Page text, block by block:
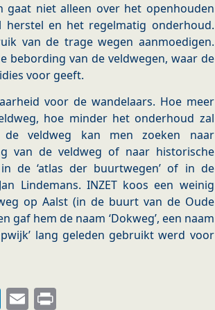
gaat niet alleen over het openhouden
en het regelmatig onderhoud.
van de trage wegen aanmoedigen.
bebording van de veldwegen, waar de
voor geeft.
voor de wandelaars. Hoe meer
hoe minder het onderhoud zal
veldweg kan men zoeken naar
van de veldweg of naar historische
de ‘atlas der buurtwegen’ of in de
Lindemans. INZET koos een weinig
op Aalst (in de buurt van de Oude
gaf hem de naam ‘Dokweg’, een naam
lang geleden gebruikt werd voor
LinkedIn
Email